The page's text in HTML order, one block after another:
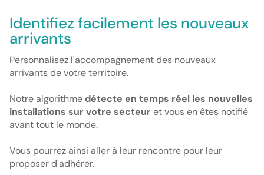
Identifiez facilement les nouveaux
arrivants
Personnalisez l'accompagnement des nouveaux
arrivants de votre territoire.
Notre algorithme détecte en temps réel les nouvelles
installations sur votre secteuret vous en êtes notifié
avant tout le monde.
Vous pourrez ainsi aller à leur rencontre pour leur
proposer d'adhérer.